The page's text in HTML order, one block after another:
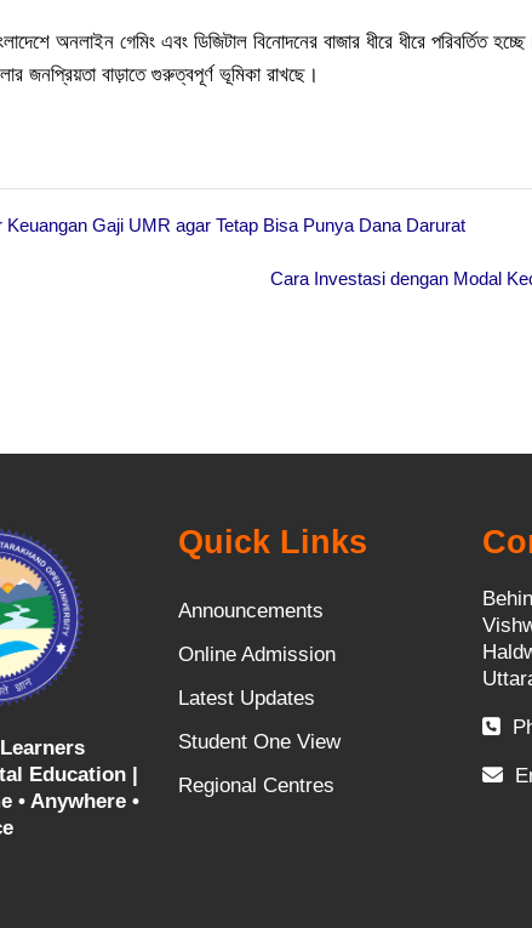
অনলাইন গেমিং এবং ডিজিটাল বিনোদনের বাজার ধীরে ধীরে
জনপ্রিয়তা বাড়াতে গুরুত্বপূর্ণ ভূমিকা রাখছে।
Gaji UMR agar Tetap Bisa Punya Dana Darurat
Cara Investasi dengan Modal
Education |
• Anywhere •
Quick Links
Announcements
Online Admission
Latest Updates
Student One View
Regional Centres